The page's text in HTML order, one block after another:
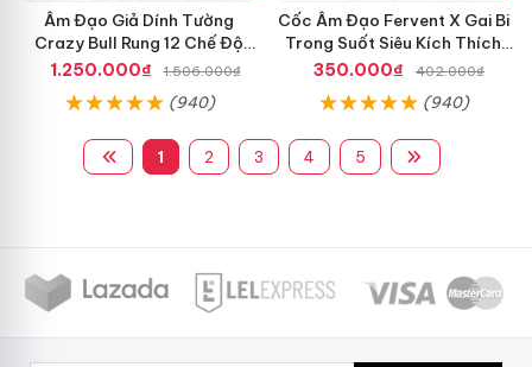
Âm Đạo Giả Dính Tường
Crazy Bull Rung 12 Chế Độ
Siêu Mạnh
1.250.000₫ 1.506.000₫
(940)
Cốc Âm Đạo Fervent X Gai Bi
Trong Suốt Siêu Kích Thích
Nam Giới
350.000₫ 402.000₫
(940)
1 2 3 4 5